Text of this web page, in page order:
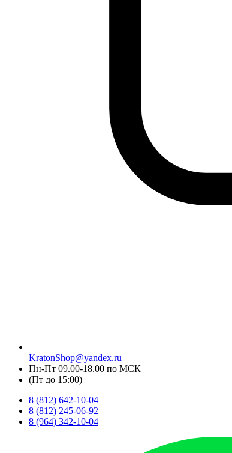
KratonShop@yandex.ru
Пн-Пт 09.00-18.00 по МСК
(Пт до 15:00)
8 (812) 642-10-04
8 (812) 245-06-92
8 (964) 342-10-04